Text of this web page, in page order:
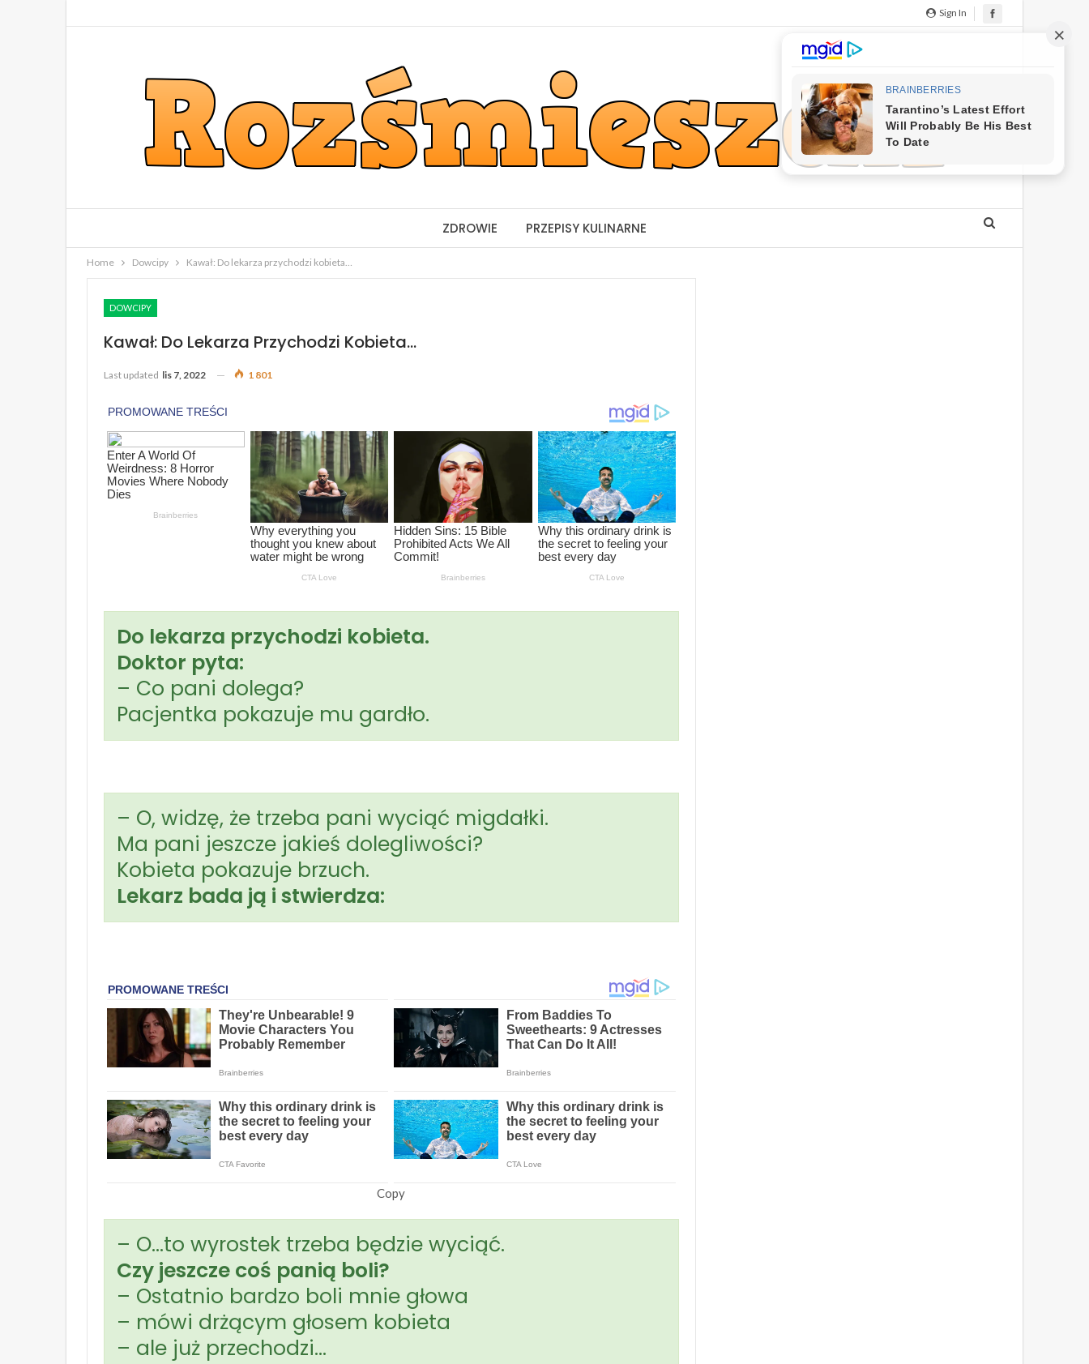
Sign In
ZDROWIE PRZEPISY KULINARNE
Home Dowcipy Kawał: Do lekarza przychodzi kobieta…
DOWCIPY
Kawał: Do Lekarza Przychodzi Kobieta…
Last updated lis 7, 2022 1 801
Do lekarza przychodzi kobieta.
Doktor pyta:
– Co pani dolega?
Pacjentka pokazuje mu gardło.
– O, widzę, że trzeba pani wyciąć migdałki.
Ma pani jeszcze jakieś dolegliwości?
Kobieta pokazuje brzuch.
Lekarz bada ją i stwierdza:
Copy
– O…to wyrostek trzeba będzie wyciąć.
Czy jeszcze coś panią boli?
– Ostatnio bardzo boli mnie głowa
– mówi drżącym głosem kobieta
– ale już przechodzi…